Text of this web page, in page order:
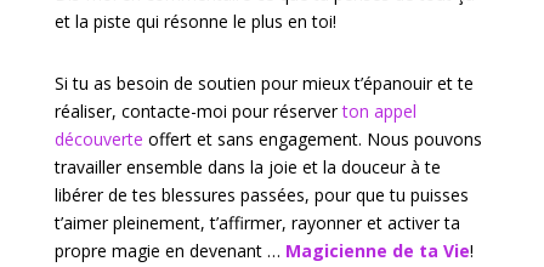
et la piste qui résonne le plus en toi!
Si tu as besoin de soutien pour mieux t’épanouir et te
réaliser, contacte-moi pour réserverton appel
découverte offert et sans engagement. Nous pouvons
travailler ensemble dans la joie et la douceur à te
libérer de tes blessures passées, pour que tu puisses
t’aimer pleinement, t’affirmer, rayonner et activer ta
propre magie en devenant … Magicienne de ta Vie!